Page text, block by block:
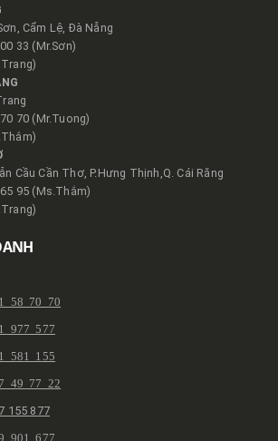
Cẩm Lệ, Đà Nẵng
33 (Mr.Sơn)
70 (Mr.Tuong)
Cầu Cần Thơ, P.Hưng Thịnh,Q. Cái Răng
95 (Ms.Thắm)
58 70 70
977 577
581 155
49 77 22
155 877
901 677